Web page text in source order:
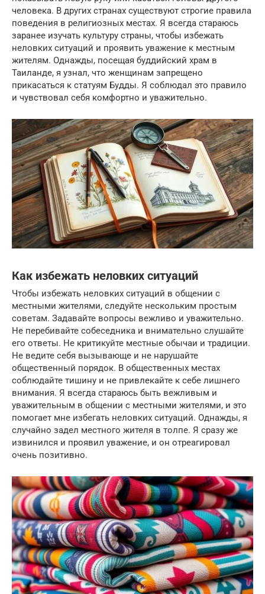
человека. В других странах существуют строгие правила
поведения в религиозных местах. Я всегда стараюсь
заранее изучать культуру страны, чтобы избежать
неловких ситуаций и проявить уважение к местным
жителям. Однажды, посещая буддийский храм в
Таиланде, я узнал, что женщинам запрещено
прикасаться к статуям Будды. Я соблюдал это правило
и чувствовал себя комфортно и уважительно.
Как избежать неловких ситуаций
Чтобы избежать неловких ситуаций в общении с
местными жителями, следуйте нескольким простым
советам. Задавайте вопросы вежливо и уважительно.
Не перебивайте собеседника и внимательно слушайте
его ответы. Не критикуйте местные обычаи и традиции.
Не ведите себя вызывающе и не нарушайте
общественный порядок. В общественных местах
соблюдайте тишину и не привлекайте к себе лишнего
внимания. Я всегда стараюсь быть вежливым и
уважительным в общении с местными жителями, и это
помогает мне избегать неловких ситуаций. Однажды, я
случайно задел местного жителя в толпе. Я сразу же
извинился и проявил уважение, и он отреагировал
очень позитивно.